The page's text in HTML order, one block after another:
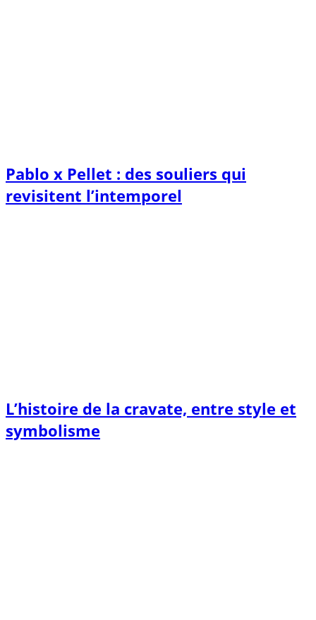
Pablo x Pellet : des souliers qui
revisitent l’intemporel
L’histoire de la cravate, entre style et
symbolisme